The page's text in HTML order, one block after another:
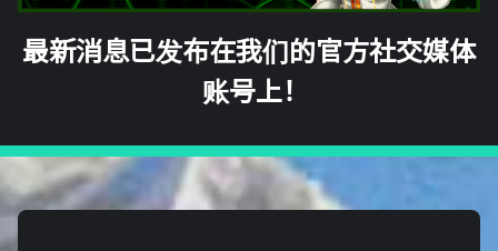
最新消息已发布在我们的官方社交媒体
账号上！